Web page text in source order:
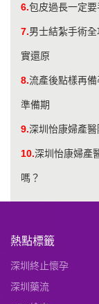
6.包皮過長一定
7.男士結紮手術
實還原
8.流產後點樣再
準備期
9.深圳怡康婦產
10.深圳怡康婦產
嗎？
熱點標籤
深圳終止懷孕
深圳藥流